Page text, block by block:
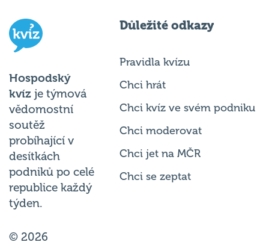
Hospodský
kvíz je týmová
vědomostní
soutěž
probíhající v
desítkách
podniků po celé
republice každý
týden.
© 2026
Důležité odkazy
Pravidla kvízu
Chci hrát
Chci kvíz ve svém podniku
Chci moderovat
Chci jet na MČR
Chci se zeptat